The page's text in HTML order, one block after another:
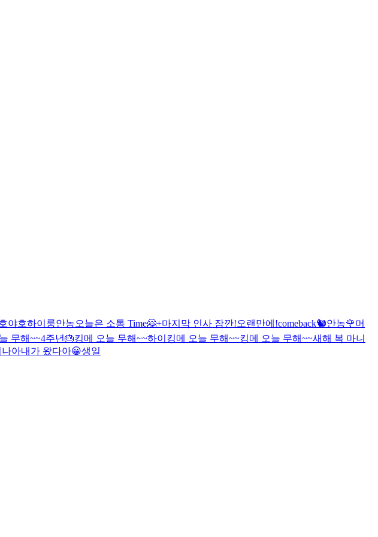
야호하이룽안농오늘은 소통 Time🤗+마지막 인사 잠깐!오랜만에!comeback🐿️안농🌹머
무해~~4주년🎂킹메 오늘 무해~~하이 킹메 오늘 무해~~킹메 오늘 무해~~새해 복 마니
나아내가 왔다아😀생일